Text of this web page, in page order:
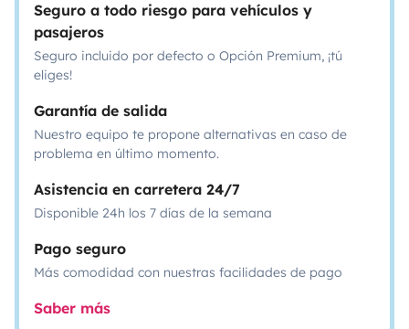
Seguro a todo riesgo para vehículos y
pasajeros
Seguro incluido por defecto o Opción Premium, ¡tú
eliges!
Garantía de salida
Nuestro equipo te propone alternativas en caso de
problema en último momento.
Asistencia en carretera 24/7
Disponible 24h los 7 días de la semana
Pago seguro
Más comodidad con nuestras facilidades de pago
Saber más